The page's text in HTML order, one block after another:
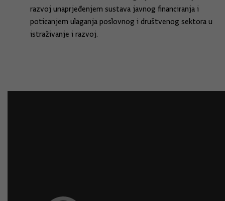
razvoj unaprjeđenjem sustava javnog financiranja i
poticanjem ulaganja poslovnog i društvenog sektora u
istraživanje i razvoj.